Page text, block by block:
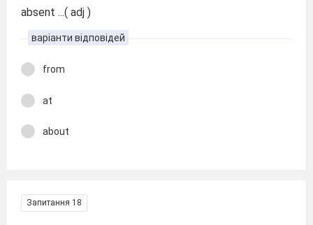
absent ...( adj )
варіанти відповідей
from
at
about
Запитання 18